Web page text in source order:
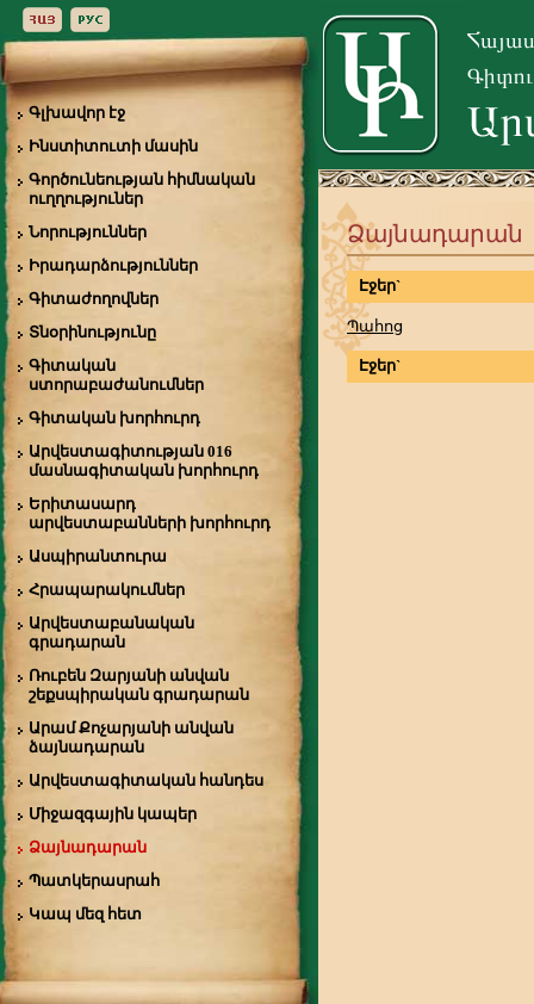
Գլխավոր էջ
Ինստիտուտի մասին
Գործունեության հիմնական
ուղղություներ
Նորություններ
Իրադարձություններ
Գիտաժողովներ
Տնօրինությունը
Գիտական
ստորաբաժանումներ
Գիտական խորհուրդ
Արվեստագիտության 016
մասնագիտական խորհուրդ
Երիտասարդ
արվեստաբանների խորհուրդ
Ասպիրանտուրա
Հրապարակումներ
Արվեստաբանական
գրադարան
Ռուբեն Զարյանի անվան
շեքսպիրական գրադարան
Արամ Քոչարյանի անվան
ձայնադարան
Արվեստագիտական հանդես
Միջազգային կապեր
Ձայնադարան
Պատկերասրահ
Կապ մեզ հետ
Ձայնադարան
Էջեր`
Պահոց
Էջեր`